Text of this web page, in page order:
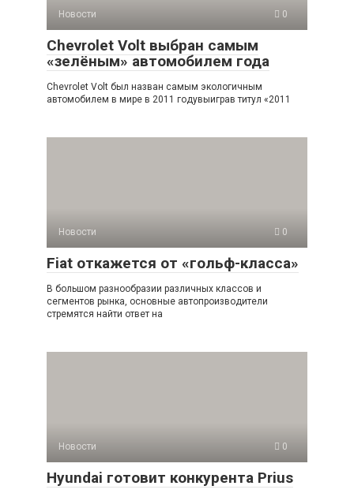
Новости 0
Chevrolet Volt выбран самым
«зелёным» автомобилем года
Chevrolet Volt был назван самым экологичным
автомобилем в мире в 2011 годувыиграв титул «2011
Новости 0
Fiat откажется от «гольф-класса»
В большом разнообразии различных классов и
сегментов рынка, основные автопроизводители
стремятся найти ответ на
Новости 0
Hyundai готовит конкурента Prius